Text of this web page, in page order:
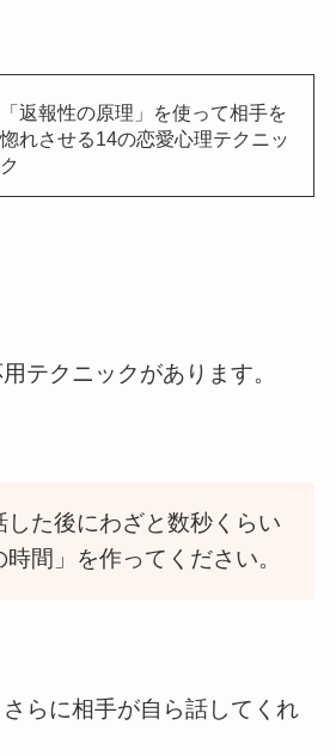
「返報性の原理」を使って相手を
惚れさせる14の恋愛心理テクニッ
ク
テクニックがあります。
した後にわざと数秒くらい
時間」を作ってください。
らに相手が自ら話してくれ